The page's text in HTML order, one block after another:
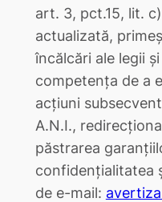
art. 3, pct.15, lit.
actualizată,
încălcări ale legii
competența de a
acțiuni
A.N.I.,
păstrarea
confidențialitatea
de e-mail: